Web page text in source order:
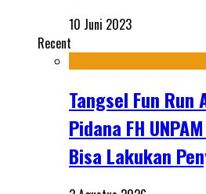
10 Juni 2023
Recent
Tangsel Fun Run
Pidana FH
Bisa Lakukan